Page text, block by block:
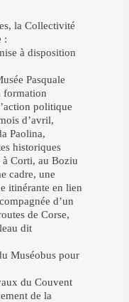
la Collectivité
:
à disposition
Pasquale
formation
politique
d’avril,
Paolina,
historiques
à Corti, au Boziu
cadre, une
itinérante en lien
d’un
de Corse,
dit
Muséobus pour
du Couvent
de la